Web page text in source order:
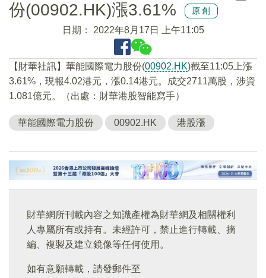
份(00902.HK)漲3.61%
原創
日期： 2022年8月17日 上午11:05
【財華社訊】華能國際電力股份(00902.HK)截至11:05上漲
3.61%，現報4.02港元，漲0.14港元。成交2711萬股，涉資
1.081億元。（出處：財華港股智能寫手）
華能國際電力股份 00902.HK 港股漲
財華網所刊載內容之知識產權為財華網及相關權利
人專屬所有或持有。未經許可，禁止進行轉載、摘
編、複製及建立鏡像等任何使用。
如有意願轉載，請發郵件至